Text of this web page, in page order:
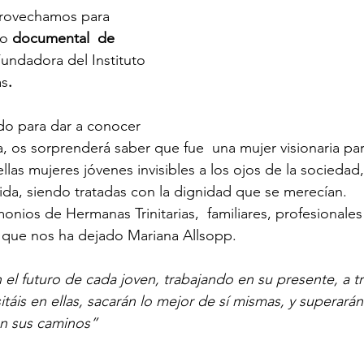
para
documental  de
del Instituto
.
para dar a conocer
os sorprenderá saber que fue  una mujer visionaria
mujeres jóvenes invisibles a los ojos de la
siendo tratadas con la dignidad que se merecían.
de Hermanas Trinitarias,  familiares,
nos ha dejado Mariana Allsopp.
el futuro de cada joven, trabajando en su presente, a
en ellas, sacarán lo mejor de sí mismas, y
sus caminos”